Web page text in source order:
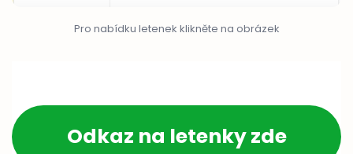
Pro nabídku letenek klikněte na obrázek
Odkaz na letenky zde